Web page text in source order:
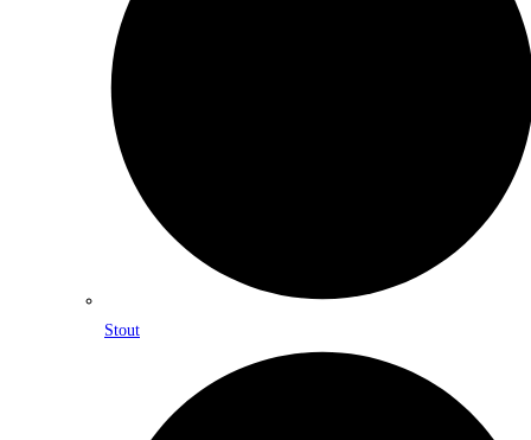
Stout